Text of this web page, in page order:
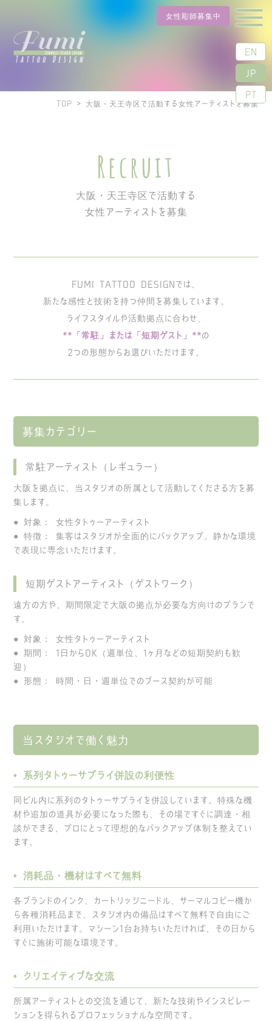
女性彫師募集中
EN
JP
PT
TOP > 大阪・天王寺区で活動する女性アーティストを募集
Recruit
大阪・天王寺区で活動する
女性アーティストを募集
FUMI TATTOO DESIGNでは、
新たな感性と技術を持つ仲間を募集しています。
ライフスタイルや活動拠点に合わせ、
**「常駐」または「短期ゲスト」**の
2つの形態からお選びいただけます。
募集カテゴリー
常駐アーティスト（レギュラー）
大阪を拠点に、当スタジオの所属として活動してくださる方を募
集します。
● 対象： 女性タトゥーアーティスト
● 特徴： 集客はスタジオが全面的にバックアップ。静かな環境
で表現に専念いただけます。
短期ゲストアーティスト（ゲストワーク）
遠方の方や、期間限定で大阪の拠点が必要な方向けのプランで
す。
● 対象： 女性タトゥーアーティスト
● 期間： 1日からOK（週単位、1ヶ月などの短期契約も歓
迎）
● 形態： 時間・日・週単位でのブース契約が可能
当スタジオで働く魅力
• 系列タトゥーサプライ併設の利便性
同ビル内に系列のタトゥーサプライを併設しています。特殊な機
材や追加の道具が必要になった際も、その場ですぐに調達・相
談ができる、プロにとって理想的なバックアップ体制を整えてい
ます。
• 消耗品・機材はすべて無料
各ブランドのインク、カートリッジニードル、サーマルコピー機か
ら各種消耗品まで、スタジオ内の備品はすべて無料で自由にご
利用いただけます。マシーン1台お持ちいただければ、その日から
すぐに施術可能な環境です。
• クリエイティブな交流
所属アーティストとの交流を通じて、新たな技術やインスピレー
ションを得られるプロフェッショナルな空間です。